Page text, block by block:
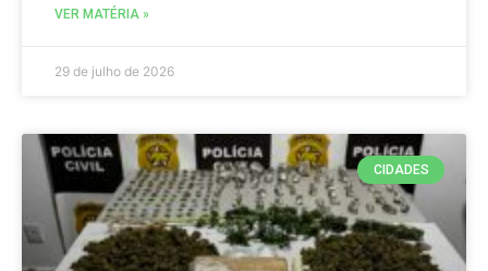
VER MATÉRIA »
29 de julho de 2026
CIDADES